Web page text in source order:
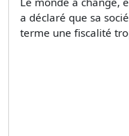
a déclaré que sa
terme une fiscalité